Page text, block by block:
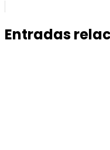
Entradas